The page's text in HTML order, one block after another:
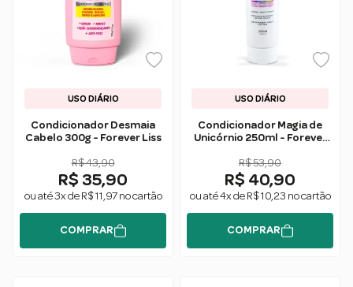
USO DIÁRIO
Condicionador Desmaia
Cabelo 300g - Forever Liss
R$ 43,90
R$ 35,90
ou até 3x de R$ 11,97 no cartão
COMPRAR
USO DIÁRIO
Condicionador Magia de
Unicórnio 250ml - Forever
R$ 53,90
R$ 40,90
ou até 4x de R$ 10,23 no cartão
COMPRAR